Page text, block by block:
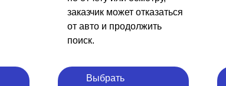
заказчик может отказаться
от авто и продолжить
поиск.
Выбрать